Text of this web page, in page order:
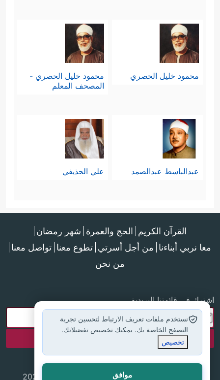
محمود خليل الحصري
محمود خليل الحصري -
المصحف المعلم
عبدالباسط عبدالصمد علي الحذيفي
القرآن الكريم الحج والعمرة شهر رمضان
معا نربي أبناءنا من أجل أسرتي تطوع معنا تواصل معنا
من نحن
اشترك في قائمتنا البريدية
جميع الحقوق محفوظة لموقع إسلام أون لاين © 2025
نستخدم ملفات تعريف الارتباط لتحسين تجربة
التصفح الخاصة بك. يمكنك تخصيص تفضيلاتك.
تخصيص
موافق